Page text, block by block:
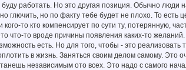
работать. Но это другая позиция. Обычно люди
глючить, но по факту тебе будет не плохо. То есть
то кто компенсирует по сути ту, потерянную,
что-то вроде причины появления каких-то
есть. Но для того, чтобы - это реализовать
в жизнь. Заняться своим делом самому. Это
независимым ото всех. Это надо с самого